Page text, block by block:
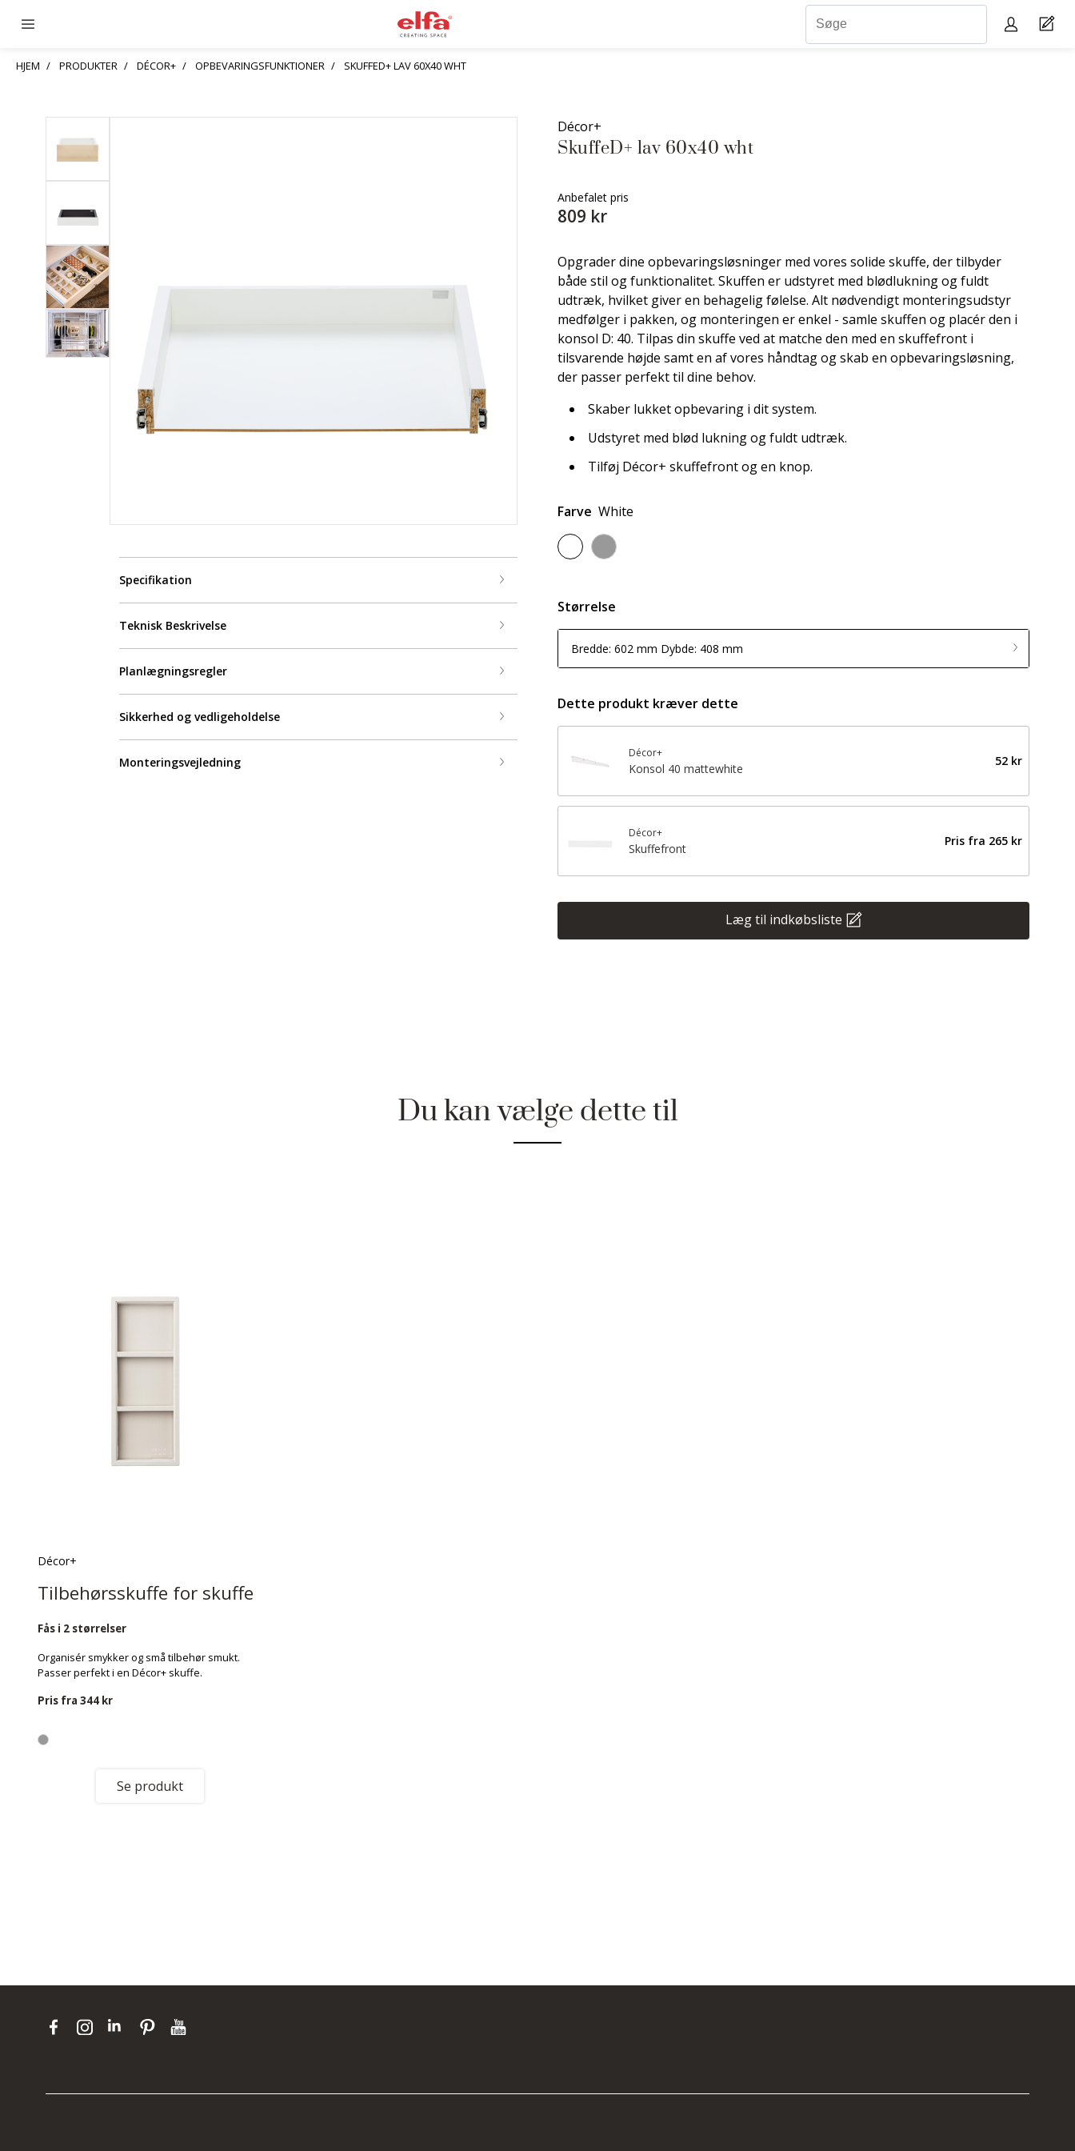
HJEM PRODUKTER DÉCOR+ OPBEVARINGSFUNKTIONER SKUFFED+ LAV 60X40 WHT
Specifikation
Teknisk Beskrivelse
Planlægningsregler
Sikkerhed og vedligeholdelse
Monteringsvejledning
Décor+
SkuffeD+ lav 60x40 wht
Anbefalet pris
809 kr
Opgrader dine opbevaringsløsninger med vores solide skuffe, der tilbyder
både stil og funktionalitet. Skuffen er udstyret med blødlukning og fuldt
udtræk, hvilket giver en behagelig følelse. Alt nødvendigt monteringsudstyr
medfølger i pakken, og monteringen er enkel - samle skuffen og placér den i
konsol D: 40. Tilpas din skuffe ved at matche den med en skuffefront i
tilsvarende højde samt en af vores håndtag og skab en opbevaringsløsning,
der passer perfekt til dine behov.
Skaber lukket opbevaring i dit system.
Udstyret med blød lukning og fuldt udtræk.
Tilføj Décor+ skuffefront og en knop.
Farve White
Størrelse
Bredde: 602 mm Dybde: 408 mm
Dette produkt kræver dette
Décor+
Konsol 40 mattewhite
52 kr
Décor+
Skuffefront
Pris fra 265 kr
Læg til indkøbsliste
Du kan vælge dette til
Décor+
Tilbehørsskuffe for skuffe
Fås i 2 størrelser
Organisér smykker og små tilbehør smukt.
Passer perfekt i en Décor+ skuffe.
Pris fra 344 kr
Se produkt